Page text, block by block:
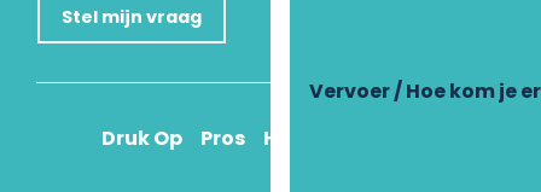
Vervoer / Hoe kom je
Stel mijn vraag
Druk Op Pros Hoe kom ik daar?